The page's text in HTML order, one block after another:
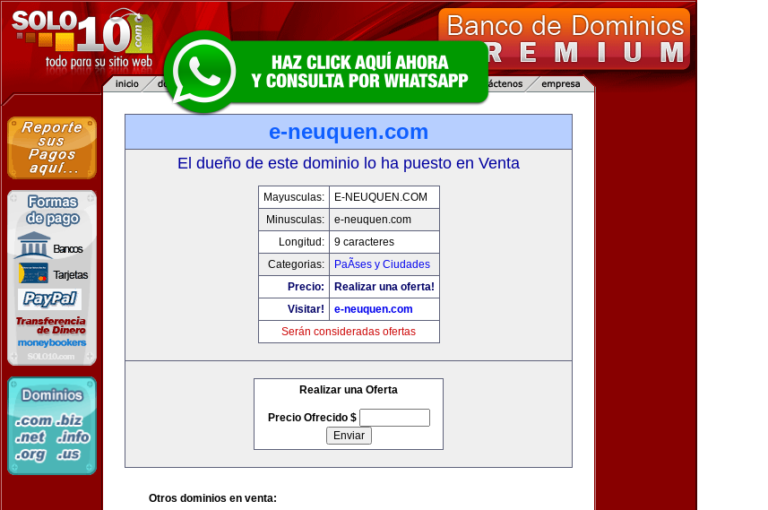
e-neuquen.com
El dueño de este dominio lo ha puesto en Venta
Mayusculas:
E-NEUQUEN.COM
Minusculas:
e-neuquen.com
Longitud:
9 caracteres
Categorias:
PaÃ­ses y Ciudades
Precio:
Realizar una oferta!
Visitar!
e-neuquen.com
Serán consideradas ofertas
Realizar una Oferta
Precio Ofrecido $
Otros dominios en venta: